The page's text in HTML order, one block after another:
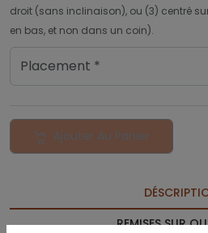
droit (sans inclinaison), ou (3) centré
en bas, et non dans un coin).
Placement *
Ajouter Au Panier
REMISES SUR